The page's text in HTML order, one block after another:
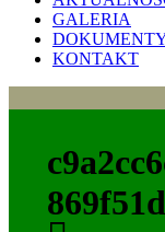
GALERIA
KONTAKT